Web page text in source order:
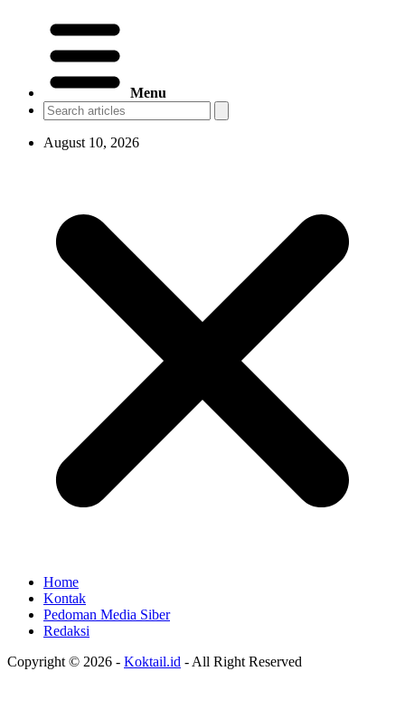
Menu
August 10, 2026
Home
Kontak
Pedoman Media Siber
Redaksi
Copyright © 2026 - Koktail.id - All Right Reserved